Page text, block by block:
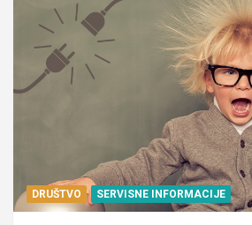
DRUŠTVO SERVISNE INFORMACIJE